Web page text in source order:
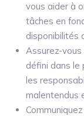
vous aider à
tâches en
disponibilités
Assurez-vous
défini dans le
les
malentendus